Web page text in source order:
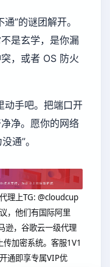
”的谜团解开。
是玄学，是你漏
，或者 OS 防火
动手吧。把端口开
净。愿你的网络
通”。
理上TG: @cloudcup
，他们有国际阿里
逊，谷歌云一级代理
加密系统。客服1V1
通即享专属VIP优